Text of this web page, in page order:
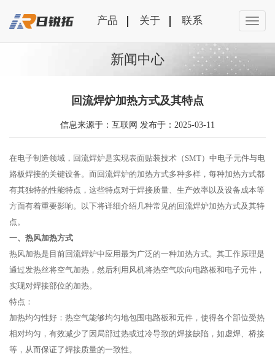
产品 关于 联系
新闻中心
回流焊炉加热方式及其特点
信息来源于：互联网 发布于：2025-03-11
在电子制造领域，回流焊炉是实现表面贴装技术（SMT）中电子元件与电
路板焊接的关键设备。而回流焊炉的加热方式多种多样，每种加热方式都
有其独特的性能特点，这些特点对于焊接质量、生产效率以及设备成本等
方面有着重要影响。以下将详细介绍几种常见的回流焊炉加热方式及其特
点。
一、热风加热方式
热风加热是目前回流焊炉中应用最为广泛的一种加热方式。其工作原理是
通过发热丝将空气加热，然后利用风机将热空气吹向电路板和电子元件，
实现对焊接部位的加热。
特点：
加热均匀性好：热空气能够均匀地包围电路板和元件，使得各个部位受热
相对均匀，有效减少了因局部过热或过冷导致的焊接缺陷，如虚焊、桥接
等，从而保证了焊接质量的一致性。